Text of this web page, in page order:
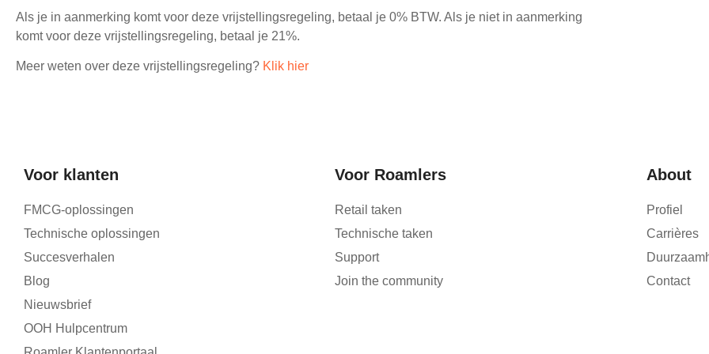
Als je in aanmerking komt voor deze vrijstellingsregeling, betaal je 0% BTW. Als je niet in aanmerking
komt voor deze vrijstellingsregeling, betaal je 21%.
Meer weten over deze vrijstellingsregeling? Klik hier
Voor klanten
FMCG-oplossingen
Technische oplossingen
Succesverhalen
Blog
Nieuwsbrief
OOH Hulpcentrum
Voor Roamlers
Retail taken
Technische taken
Support
Join the community
About
Profiel
Carrières
Contact